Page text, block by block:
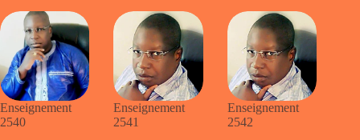
Enseignement
2540
Enseignement
2541
Enseignement
2542